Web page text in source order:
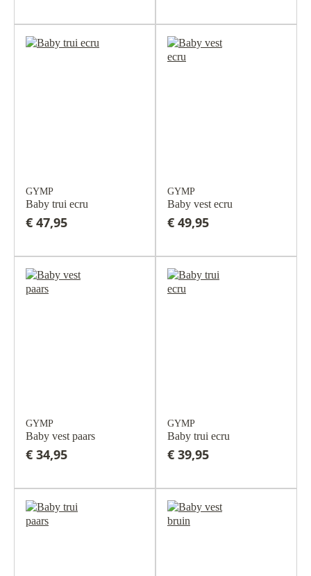
GYMP
Baby trui ecru
€ 47,95
GYMP
Baby vest ecru
€ 49,95
GYMP
Baby vest paars
€ 34,95
GYMP
Baby trui ecru
€ 39,95